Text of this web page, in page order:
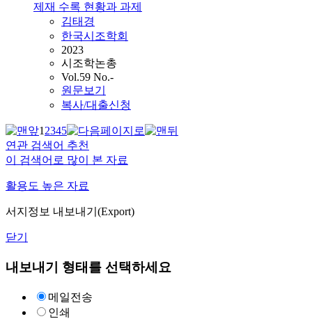
제재 수록 현황과 과제
김태경
한국시조학회
2023
시조학논총
Vol.59 No.-
원문보기
복사/대출신청
12345
연관 검색어 추천
이 검색어로 많이 본 자료
활용도 높은 자료
서지정보 내보내기(Export)
닫기
내보내기 형태를 선택하세요
메일전송
인쇄